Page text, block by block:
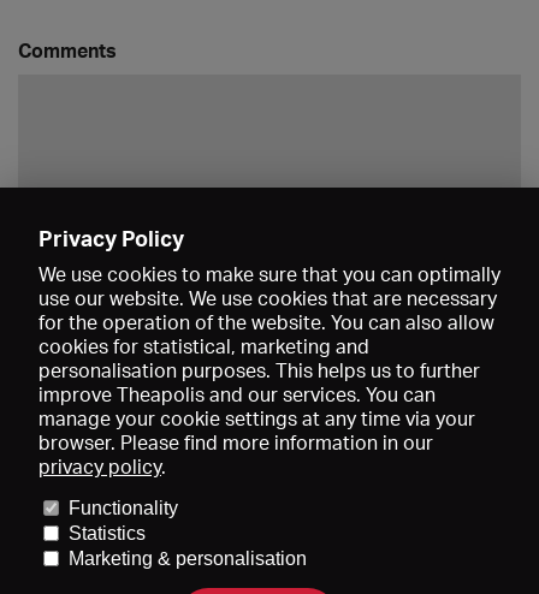
Comments
About us
Imprint
Privacy Policy
We use cookies to make sure that you can optimally
use our website. We use cookies that are necessary
for the operation of the website. You can also allow
cookies for statistical, marketing and
personalisation purposes. This helps us to further
improve Theapolis and our services. You can
manage your cookie settings at any time via your
browser. Please find more information in our
privacy policy.
Functionality
Statistics
Marketing & personalisation